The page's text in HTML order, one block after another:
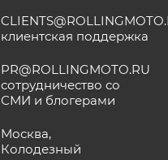
клиентская поддержка
PR@ROLLINGMOTO.RU
сотрудничество со
СМИ и блогерами
Москва,
Колодезный